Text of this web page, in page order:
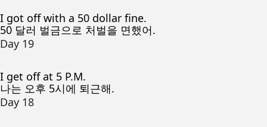
I got off with a 50 dollar fine.
50 달러 벌금으로 처벌을 면했어.
Day 19
I get off at 5 P.M.
나는 오후 5시에 퇴근해.
Day 18